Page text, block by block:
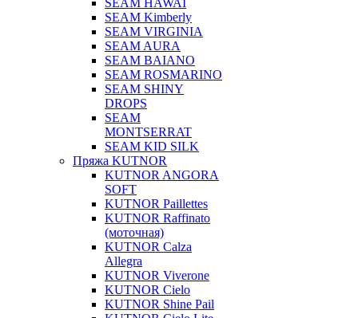
SEAM HAWAI
SEAM Kimberly
SEAM VIRGINIA
SEAM AURA
SEAM BAIANO
SEAM ROSMARINO
SEAM SHINY
DROPS
SEAM
MONTSERRAT
SEAM KID SILK
Пряжа KUTNOR
KUTNOR ANGORA
SOFT
KUTNOR Paillettes
KUTNOR Raffinato
(моточная)
KUTNOR Calza
Allegra
KUTNOR Viverone
KUTNOR Cielo
KUTNOR Shine Pail